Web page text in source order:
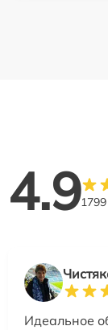
4.9
Идеальное